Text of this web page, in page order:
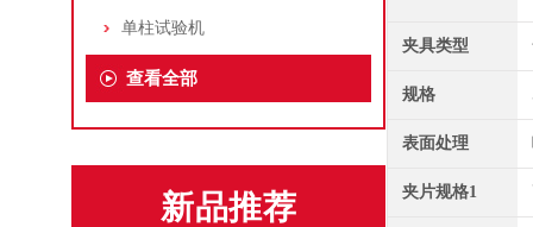
单柱试验机
查看全部
新品推荐
夹具类型
规格
表面处理
夹片规格1